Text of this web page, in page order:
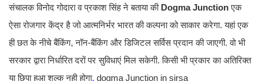
संचालक विनोद गोदारा व प्रकाश सिंह ने बताया की Dogma Junctionएक
ऐसा रोजगार केंद्र है जो आत्मनिर्भर भारत की कल्पना को साकार करेगा. यहां एक
ही छत के नीचे बैंकिंग, नॉन-बैंकिंग और डिजिटल सर्विस प्रदान की जाएगी. वो भी
सरकार द्वारा निर्धारित दरों पर सुविधाएं मिल सकेगी. किसी भी प्रकार का अतिरिक्त
या छिपा हुआ शुल्क नही होगा. dogma Junction in sirsa